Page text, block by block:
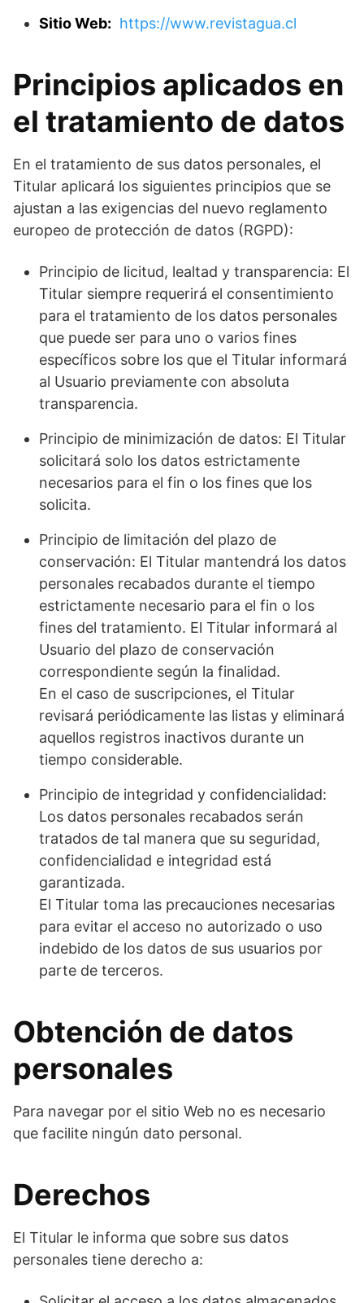
Sitio Web: https://www.revistagua.cl
Principios aplicados en
el tratamiento de datos
En el tratamiento de sus datos personales, el
Titular aplicará los siguientes principios que se
ajustan a las exigencias del nuevo reglamento
europeo de protección de datos (RGPD):
Principio de licitud, lealtad y transparencia: El
Titular siempre requerirá el consentimiento
para el tratamiento de los datos personales
que puede ser para uno o varios fines
específicos sobre los que el Titular informará
al Usuario previamente con absoluta
transparencia.
Principio de minimización de datos: El Titular
solicitará solo los datos estrictamente
necesarios para el fin o los fines que los
solicita.
Principio de limitación del plazo de
conservación: El Titular mantendrá los datos
personales recabados durante el tiempo
estrictamente necesario para el fin o los
fines del tratamiento. El Titular informará al
Usuario del plazo de conservación
correspondiente según la finalidad.
En el caso de suscripciones, el Titular
revisará periódicamente las listas y eliminará
aquellos registros inactivos durante un
tiempo considerable.
Principio de integridad y confidencialidad:
Los datos personales recabados serán
tratados de tal manera que su seguridad,
confidencialidad e integridad está
garantizada.
El Titular toma las precauciones necesarias
para evitar el acceso no autorizado o uso
indebido de los datos de sus usuarios por
parte de terceros.
Obtención de datos
personales
Para navegar por el sitio Web no es necesario
que facilite ningún dato personal.
Derechos
El Titular le informa que sobre sus datos
personales tiene derecho a: